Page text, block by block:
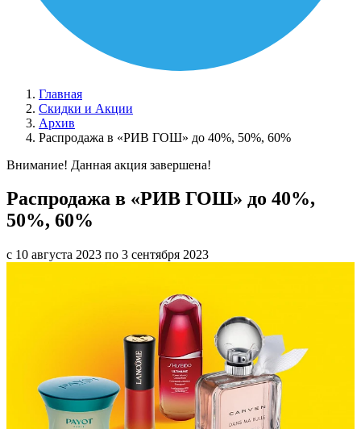
Главная
Скидки и Акции
Архив
Распродажа в «РИВ ГОШ» до 40%, 50%, 60%
Внимание! Данная акция завершена!
Распродажа в «РИВ ГОШ» до 40%,
50%, 60%
с 10 августа 2023 по 3 сентября 2023